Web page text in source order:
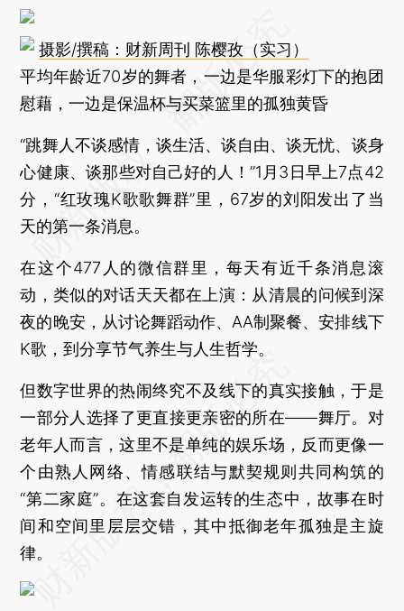
摄影/撰稿：财新周刊 陈樱孜（实习）
平均年龄近70岁的舞者，一边是华服彩灯下的抱团
慰藉，一边是保温杯与买菜篮里的孤独黄昏
“跳舞人不谈感情，谈生活、谈自由、谈无忧、谈身
心健康、谈那些对自己好的人！”1月3日早上7点42
分，“红玫瑰K歌歌舞群”里，67岁的刘阳发出了当
天的第一条消息。
在这个477人的微信群里，每天有近千条消息滚
动，类似的对话天天都在上演：从清晨的问候到深
夜的晚安，从讨论舞蹈动作、AA制聚餐、安排线下
K歌，到分享节气养生与人生哲学。
但数字世界的热闹终究不及线下的真实接触，于是
一部分人选择了更直接更亲密的所在——舞厅。对
老年人而言，这里不是单纯的娱乐场，反而更像一
个由熟人网络、情感联结与默契规则共同构筑的
“第二家庭”。在这套自发运转的生态中，故事在时
间和空间里层层交错，其中抵御老年孤独是主旋
律。